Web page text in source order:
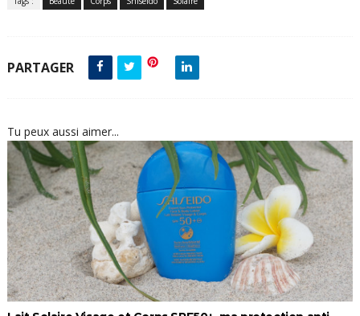
PARTAGER
Tu peux aussi aimer...